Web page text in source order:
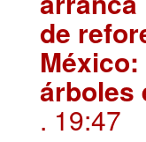
de
árboles
. 19:47